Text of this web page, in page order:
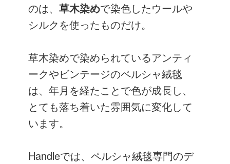
のは、 草木染めで染色したウールや
シルクを使ったものだけ。
草木染めで染められているアンティ
ークやビンテージのペルシャ絨毯
は、年月を経たことで色が成長し、
とても落ち着いた雰囲気に変化して
います。
Handleでは、ペルシャ絨毯専門のデ